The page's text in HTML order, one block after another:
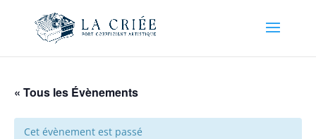
« Tous les Évènements
Cet évènement est passé